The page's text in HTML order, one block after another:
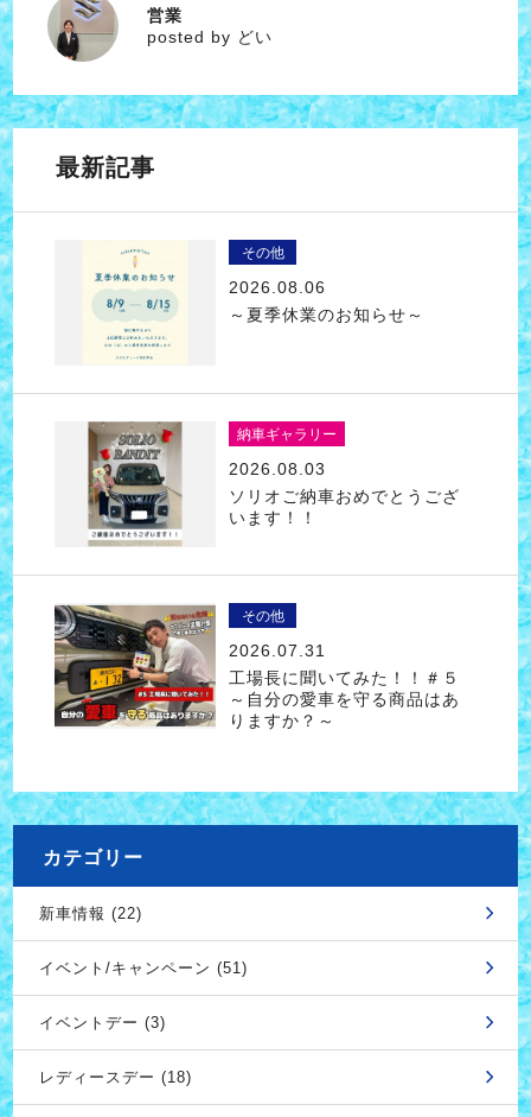
どい
営業
posted by どい
最新記事
その他
2026.08.06
～夏季休業のお知らせ～
納車ギャラリー
2026.08.03
ソリオご納車おめでとうござ
います！！
その他
2026.07.31
工場長に聞いてみた！！＃５
～自分の愛車を守る商品はあ
りますか？～
カテゴリー
新車情報 (22)
イベント/キャンペーン (51)
イベントデー (3)
レディースデー (18)